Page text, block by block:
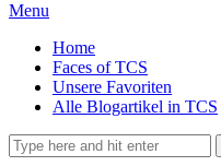
Menu
Home
Faces of TCS
Unsere Favoriten
Alle Blogartikel in TCS